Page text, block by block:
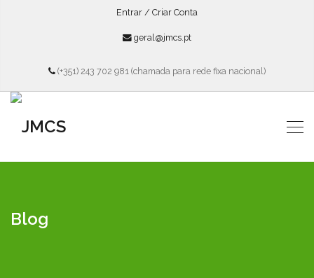
Entrar / Criar Conta
geral@jmcs.pt
(+351) 243 702 981 (chamada para rede fixa nacional)
Blog